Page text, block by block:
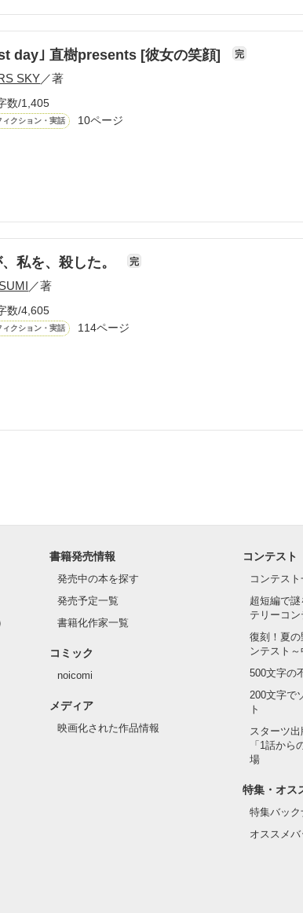
。
は…
day｣ 直樹presents [彼女の笑顔] 完
SKY／著
数/1,405
ィクション・実話 10ページ
作品を読む
私を、殺した。 完
／著
数/4,605
ィクション・実話 114ページ
作品を読む
書籍発売情報
発売中の本を探す
発売予定一覧
書籍化作家一覧
コミック
noicomi
メディア
映画化された作品情報
コンテスト
コンテスト
超短編で
テリーコン
復刻！夏
ンテスト
500文字の
200文字で
ト
スターツ
「1話から
場
特集・オス
特集バック
オススメ